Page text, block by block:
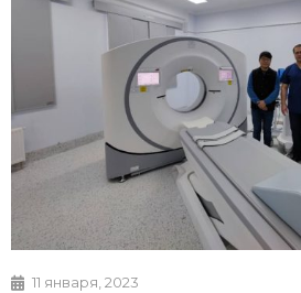
11 января, 2023